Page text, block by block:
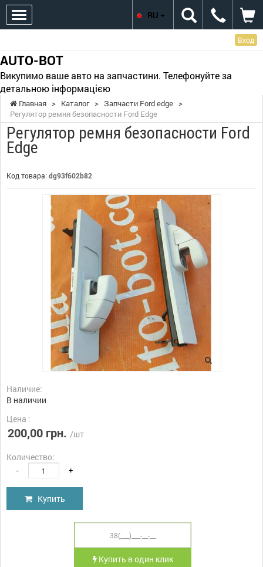
Вход
AUTO-BOT
Викупимо ваше авто на запчастини. Телефонуйте за
детальною інформацією
RU
Главная > Каталог > Запчасти Ford edge >
Регулятор ремня безопасности Ford Edge
Регулятор ремня безопасности Ford
Edge
Код товара: dg93f602b82
Наличие:
В наличии
Цена :
200,00 грн. /шт
Количество:
- +
Купить
Купить в один клик